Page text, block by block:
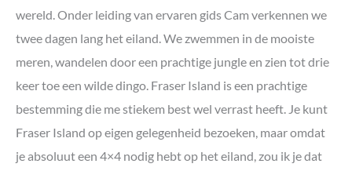
wereld. Onder leiding van ervaren gids Cam verkennen we
twee dagen lang het eiland. We zwemmen in de mooiste
meren, wandelen door een prachtige jungle en zien tot drie
keer toe een wilde dingo. Fraser Island is een prachtige
bestemming die me stiekem best wel verrast heeft. Je kunt
Fraser Island op eigen gelegenheid bezoeken, maar omdat
je absoluut een 4×4 nodig hebt op het eiland, zou ik je dat